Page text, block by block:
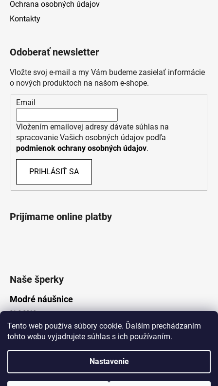
Tento web používa súbory cookie. Ďalším prechádzaním
tohto webu vyjadrujete súhlas s ich používaním.
Nastavenie
www.Lotka.sk - najkrajšie šperky za dobré ceny. Pri nákupe nad 50€
Ochrana osobných údajov
Kontakty
Odoberať newsletter
Vložte svoj e-mail a my Vám budeme zasielať informácie
o nových produktoch na našom e-shope.
Email
Vložením emailovej adresy dávate súhlas na
spracovanie Vašich osobných údajov podľa
podmienok ochrany osobných údajov.
PRIHLÁSIŤ SA
Prijímame online platby
Naše šperky
Modré náušnice
21.8.2019
Vytvoril Shoptet
Lotka.sk. Všetky práva vyhradené.
Upraviť nastavenie cookies